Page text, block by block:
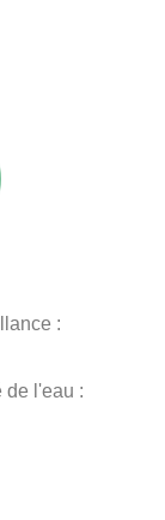
:
de l'eau :